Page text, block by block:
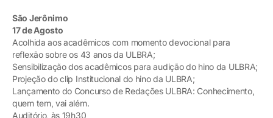
São Jerônimo
17 de Agosto
Acolhida aos acadêmicos com momento devocional para
reflexão sobre os 43 anos da ULBRA;
Sensibilização dos acadêmicos para audição do hino da ULBRA;
Projeção do clip Institucional do hino da ULBRA;
Lançamento do Concurso de Redações ULBRA: Conhecimento,
quem tem, vai além.
Auditório, às 19h30